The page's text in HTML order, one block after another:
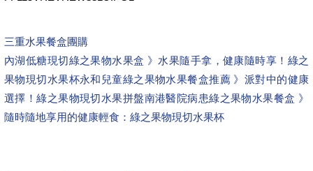
三重水果餐盒團購
內湖低糖現切綠之果物水果盒 》水果隨手拿，健康隨時享！綠之
果物現切水果杯永和兒童綠之果物水果餐盒推薦 》派對中的健康
選擇！綠之果物現切水果拼盤南港醫院病患綠之果物水果餐盒 》
隨時隨地享用的健康輕食：綠之果物現切水果杯